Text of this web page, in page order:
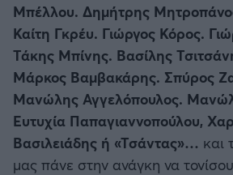
Μπάγερν Μονάχου
Παρί Σεν Ζερμέν
Μπέλλου. Δημήτρης
Καίτη Γκρέυ. Γιώργος Κόρος.
Τάκης Μπίνης. Βασίλης
Μάρκος Βαμβακάρης. Σπύρος
Μανώλης Αγγελόπουλος.
Ευτυχία Παπαγιαννοπούλου,
Βασιλειάδης ή «Τσάντας»… και
μας πάνε στην ανάγκη να